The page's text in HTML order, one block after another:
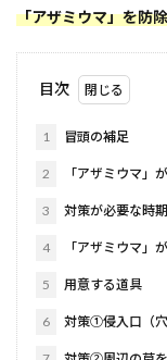
「アザミウマ」を防
目次
1 冒頭の補足
2 「アザミウマ」
3 対策が必要な時期
4 「アザミウマ」
5 用意する道具
6 対策①侵入口（